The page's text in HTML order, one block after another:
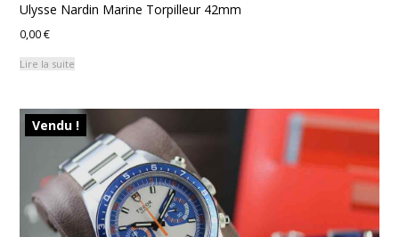
Ulysse Nardin Marine Torpilleur 42mm
0,00€
Lire la suite
Vendu !